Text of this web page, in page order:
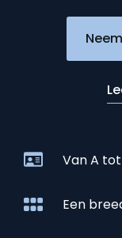
Van A
Een